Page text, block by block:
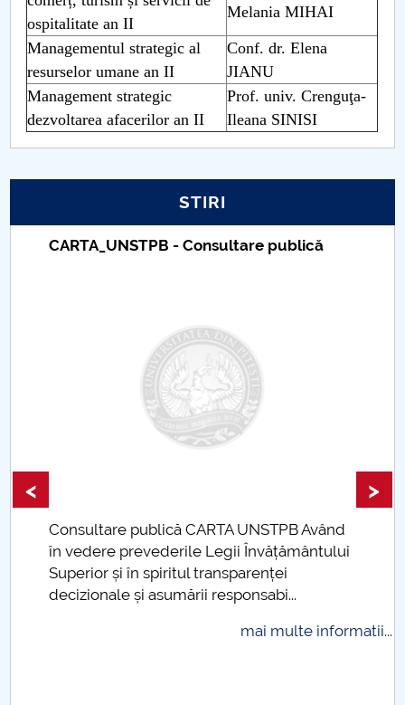
IOSUD/CSUD-Doctorate
Comisie de etica unversitară
Evenimente CUP
Raportul Conducerii Centrului Universitar Pitești
privind implementarea Planului Operațional 2020-
Centrul de Consiliere și Orientare în Carieră
Chestionar angajabilitate ALUMNI – UPB
MENIU CANTINA
Management departament
Cadre didactice titulare
Programe de licență DMAA
ospitalitate an II
Melania MIHAI
Managementul strategic al
resurselor umane an II
Conf. dr. Elena
JIANU
Management strategic
dezvoltarea afacerilor an II
Prof. univ. Crenguţa-
Ileana SINISI
STIRI
CARTA_UNSTPB - Consultare publică
Consultare publică CARTA UNSTPB Având
în vedere prevederile Legii Învățământului
Superior și în spiritul transparenței
decizionale și asumării responsabi...
mai multe informatii...
< >